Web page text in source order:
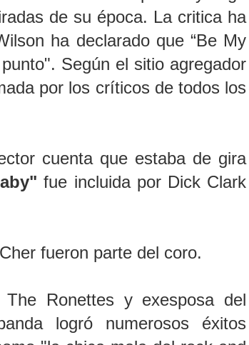
de su época. La critica ha
ha declarado que “Be My
Según el sitio agregador
por los críticos de todos los
cuenta que estaba de gira
fue incluida por Dick Clark
fueron parte del coro.
Ronettes y exesposa del
logró numerosos éxitos